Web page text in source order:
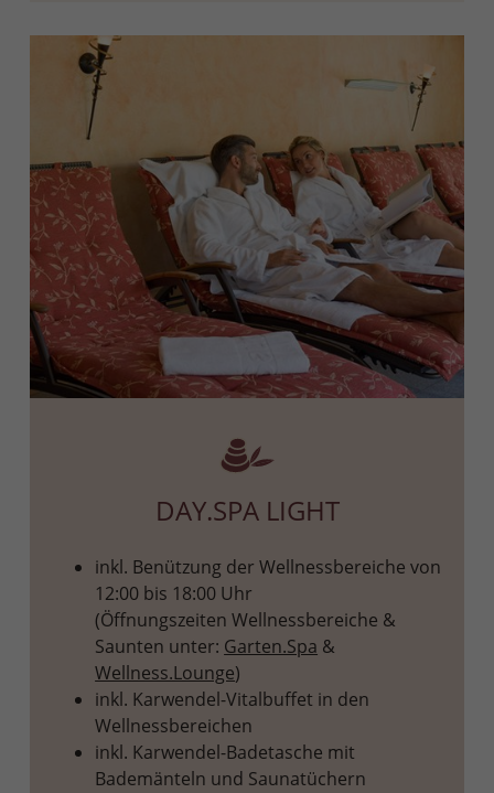
DAY.SPA LIGHT
inkl. Benützung der Wellnessbereiche von
12:00 bis 18:00 Uhr
(Öffnungszeiten Wellnessbereiche &
Saunten unter: Garten.Spa &
Wellness.Lounge)
inkl. Karwendel-Vitalbuffet in den
Wellnessbereichen
inkl. Karwendel-Badetasche mit
Bademänteln und Saunatüchern